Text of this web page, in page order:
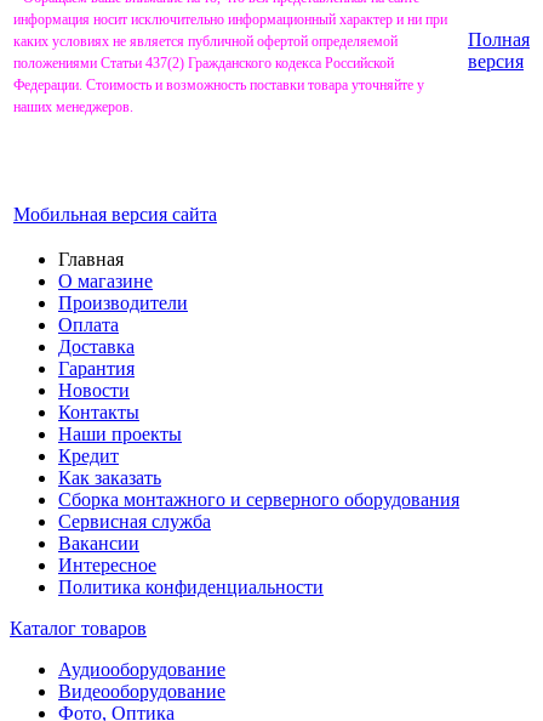
информация носит исключительно информационный характер и ни при
каких условиях не является публичной офертой определяемой
положениями Статьи 437(2) Гражданского кодекса Российской
Федерации. Стоимость и возможность поставки товара уточняйте у
наших менеджеров.
Мобильная версия сайта
Полная
версия
Главная
О магазине
Производители
Оплата
Доставка
Гарантия
Новости
Контакты
Наши проекты
Кредит
Как заказать
Сборка монтажного и серверного оборудования
Сервисная служба
Вакансии
Интересное
Политика конфиденциальности
Каталог товаров
Аудиооборудование
Видеооборудование
Фото, Оптика